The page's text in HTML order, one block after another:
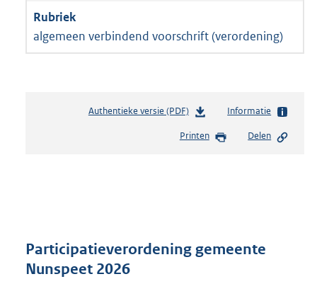
algemeen verbindend voorschrift (verordening)
Authentieke versie (PDF)b
s
r
o
Informatie
Printen Delen
Participatieverordening gemeente
Nunspeet 2026